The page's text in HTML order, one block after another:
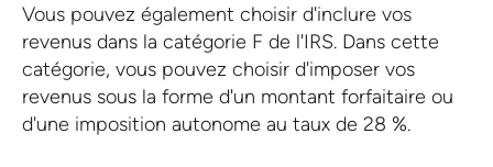
Vous pouvez également choisir d'inclure vos
revenus dans la catégorie F de l'IRS. Dans cette
catégorie, vous pouvez choisir d'imposer vos
revenus sous la forme d'un montant forfaitaire ou
d'une imposition autonome au taux de 28 %.